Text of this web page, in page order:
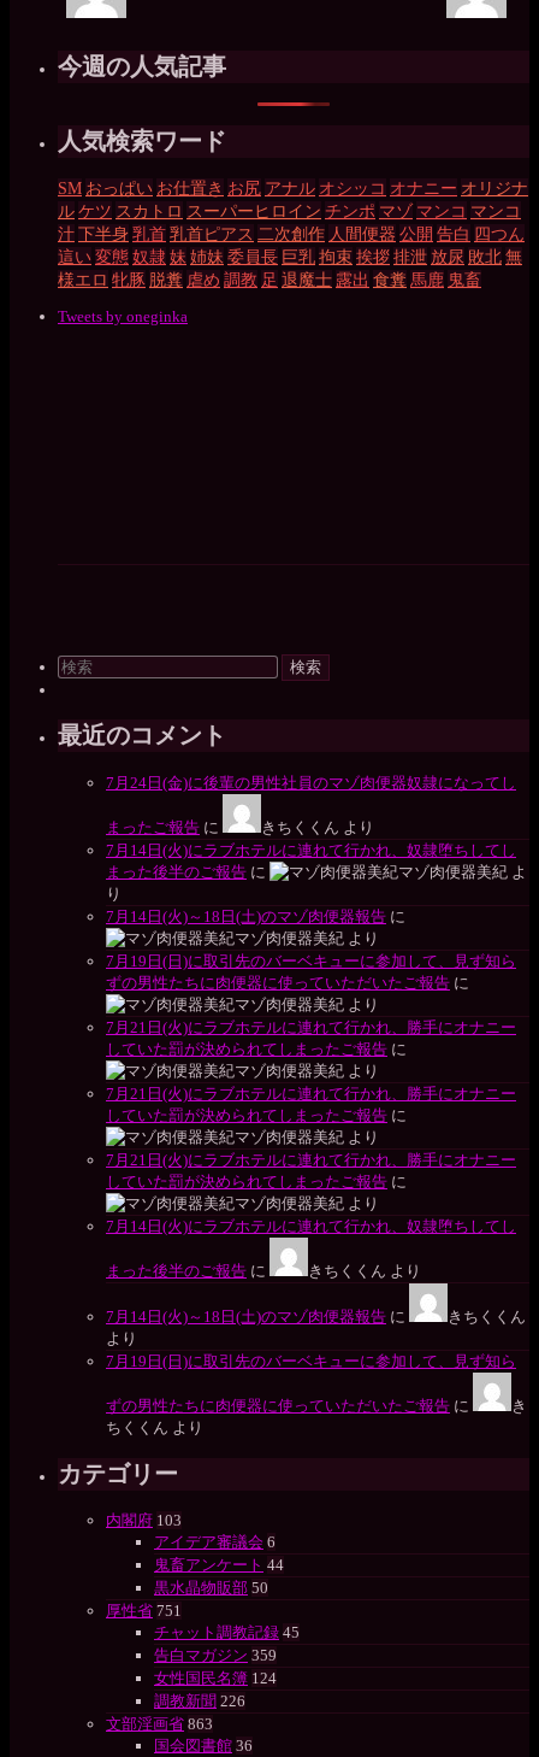
今週の人気記事
人気検索ワード
SM おっぱい お仕置き お尻 アナル オシッコ オナニー オリジナ
ルケツ スカトロ スーパーヒロイン チンポ マゾ マンコ マンコ
汁下半身乳首乳首ピアス 二次創作 人間便器 公開 告白 四つん
這い変態奴隷 妹 姉妹 委員長 巨乳拘束挨拶排泄 放尿 敗北無
様エロ 牝豚 脱糞 虐め 調教 足 退魔士 露出 食糞 馬鹿 鬼畜
Tweets by oneginka
検
象:
最近のコメント
7月24日(金)に後輩の男性社員のマゾ肉便器奴隷になってし
まったご報告 に きちくくん より
7月14日(火)にラブホテルに連れて行かれ、奴隷堕ちしてし
まった後半のご報告 に マゾ肉便器美紀 よ
り
7月14日(火)～18日(土)のマゾ肉便器報告 に
マゾ肉便器美紀 より
7月19日(日)に取引先のバーベキューに参加して、見ず知ら
ずの男性たちに肉便器に使っていただいたご報告 に
マゾ肉便器美紀 より
7月21日(火)にラブホテルに連れて行かれ、勝手にオナニー
していた罰が決められてしまったご報告 に
マゾ肉便器美紀 より
7月21日(火)にラブホテルに連れて行かれ、勝手にオナニー
していた罰が決められてしまったご報告 に
マゾ肉便器美紀 より
7月21日(火)にラブホテルに連れて行かれ、勝手にオナニー
していた罰が決められてしまったご報告 に
マゾ肉便器美紀 より
7月14日(火)にラブホテルに連れて行かれ、奴隷堕ちしてし
まった後半のご報告 に きちくくん より
7月14日(火)～18日(土)のマゾ肉便器報告 に
きちくくん
より
7月19日(日)に取引先のバーベキューに参加して、見ず知ら
ずの男性たちに肉便器に使っていただいたご報告 に
き
ちくくん より
カテゴリー
内閣府 103
アイデア審議会 6
鬼畜アンケート 44
黒水晶物販部 50
厚性省 751
チャット調教記録 45
告白マガジン 359
女性国民名簿 124
調教新聞 226
文部淫画省 863
国会図書館 36